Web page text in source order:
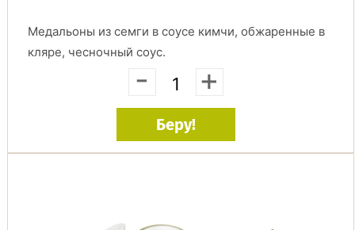
Медальоны из семги в соусе кимчи, обжаренные в
кляре, чесночный соус.
- +
Беру!